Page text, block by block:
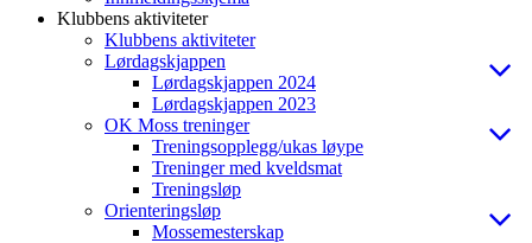
Klubbens aktiviteter
Klubbens aktiviteter
Lørdagskjappen
Lørdagskjappen 2024
Lørdagskjappen 2023
OK Moss treninger
Treningsopplegg/ukas løype
Treninger med kveldsmat
Treningsløp
Orienteringsløp
Mossemesterskap